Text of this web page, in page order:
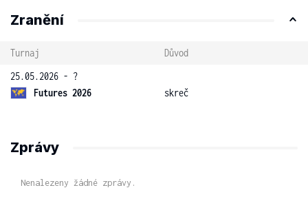
Zranění
Turnaj
Důvod
25.05.2026 - ?
Futures 2026
skreč
Zprávy
Nenalezeny žádné zprávy.